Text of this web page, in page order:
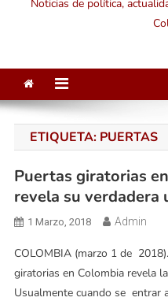
Noticias de política,
ETIQUETA: PUERTAS
Puertas giratorias
revela su verdadera
1 Marzo, 2018 Admin
COLOMBIA (marzo 1 de
giratorias en Colombia revela
Usualmente cuando se entrar